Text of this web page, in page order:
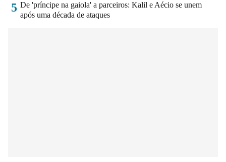
5 De 'príncipe na gaiola' a parceiros: Kalil e Aécio se unem
após uma década de ataques